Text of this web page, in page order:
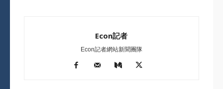
Econ記者
Econ記者網站新聞團隊